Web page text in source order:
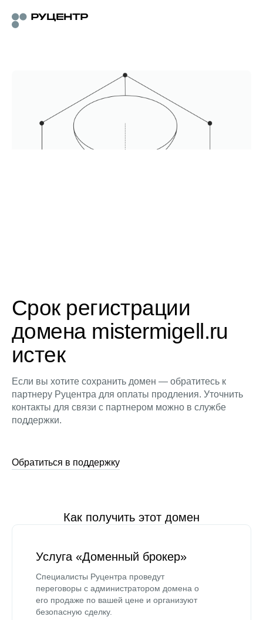
Срок регистрации
домена mistermigell.ru
истек
Если вы хотите сохранить домен — обратитесь к
партнеру Руцентра для оплаты продления. Уточнить
контакты для связи с партнером можно в службе
поддержки.
Обратиться в поддержку
Как получить этот домен
Услуга «Доменный брокер»
Специалисты Руцентра проведут
переговоры с администратором домена о
его продаже по вашей цене и организуют
безопасную сделку.